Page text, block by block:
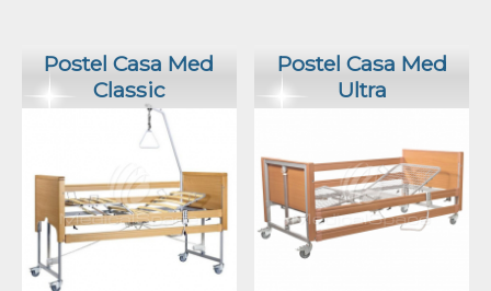
Postel Casa Med
Classic
Postel Casa Med
Ultra